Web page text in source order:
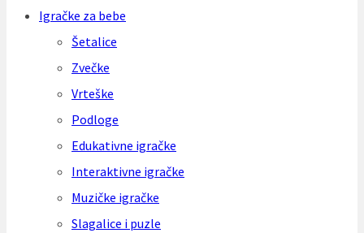
Igračke za bebe
Šetalice
Zvečke
Vrteške
Podloge
Edukativne igračke
Interaktivne igračke
Muzičke igračke
Slagalice i puzle